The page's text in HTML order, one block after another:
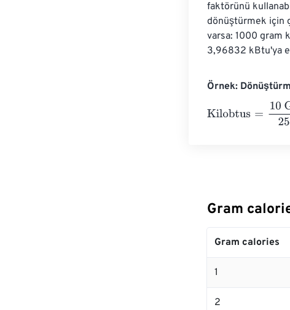
faktörünü
dönüştürmek için
varsa: 1000 gram
3,96832 kBtu'ya
Örnek:
Kilobtus
10
Gram
Gram calories
1
2